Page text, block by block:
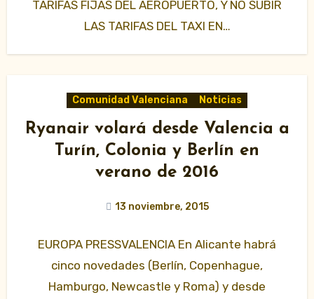
TARIFAS FIJAS DEL AEROPUERTO, Y NO SUBIR
LAS TARIFAS DEL TAXI EN…
Comunidad Valenciana Noticias
Ryanair volará desde Valencia a
Turín, Colonia y Berlín en
verano de 2016
13 noviembre, 2015
EUROPA PRESSVALENCIA En Alicante habrá
cinco novedades (Berlín, Copenhague,
Hamburgo, Newcastle y Roma) y desde